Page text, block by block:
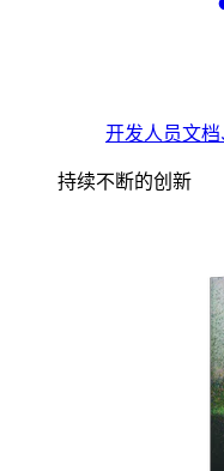
开发人员文
持续不断的创新